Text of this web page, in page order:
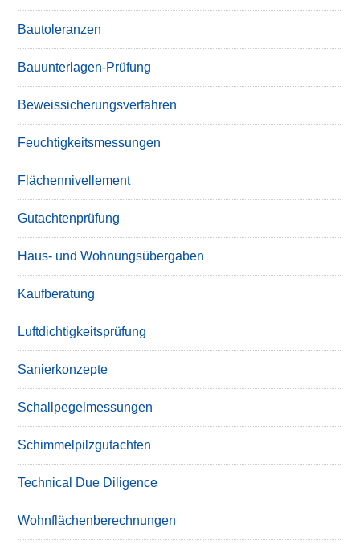
Bautoleranzen
Bauunterlagen-Prüfung
Beweissicherungsverfahren
Feuchtigkeitsmessungen
Flächennivellement
Gutachtenprüfung
Haus- und Wohnungsübergaben
Kaufberatung
Luftdichtigkeitsprüfung
Sanierkonzepte
Schallpegelmessungen
Schimmelpilzgutachten
Technical Due Diligence
Wohnflächenberechnungen